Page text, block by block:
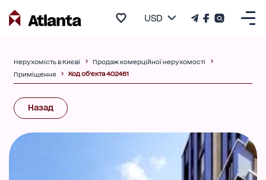
USD
Нерухомість в Києві
Продаж комерційної нерухомості
Приміщення
Код об'єкта 402461
Назад